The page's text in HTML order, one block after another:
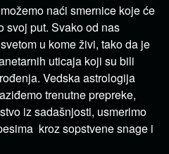
naći smernice koje će
svoj put. Svako od nas
u kome živi, tako da je
uticaja koji su bili
Vedska astrologija
trenutne prepreke,
iz sadašnjosti, usmerimo
kroz sopstvene snage i